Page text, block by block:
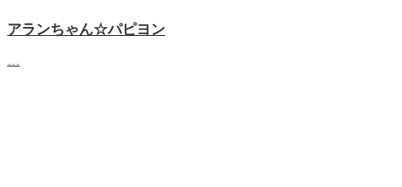
アランちゃん☆パピヨン